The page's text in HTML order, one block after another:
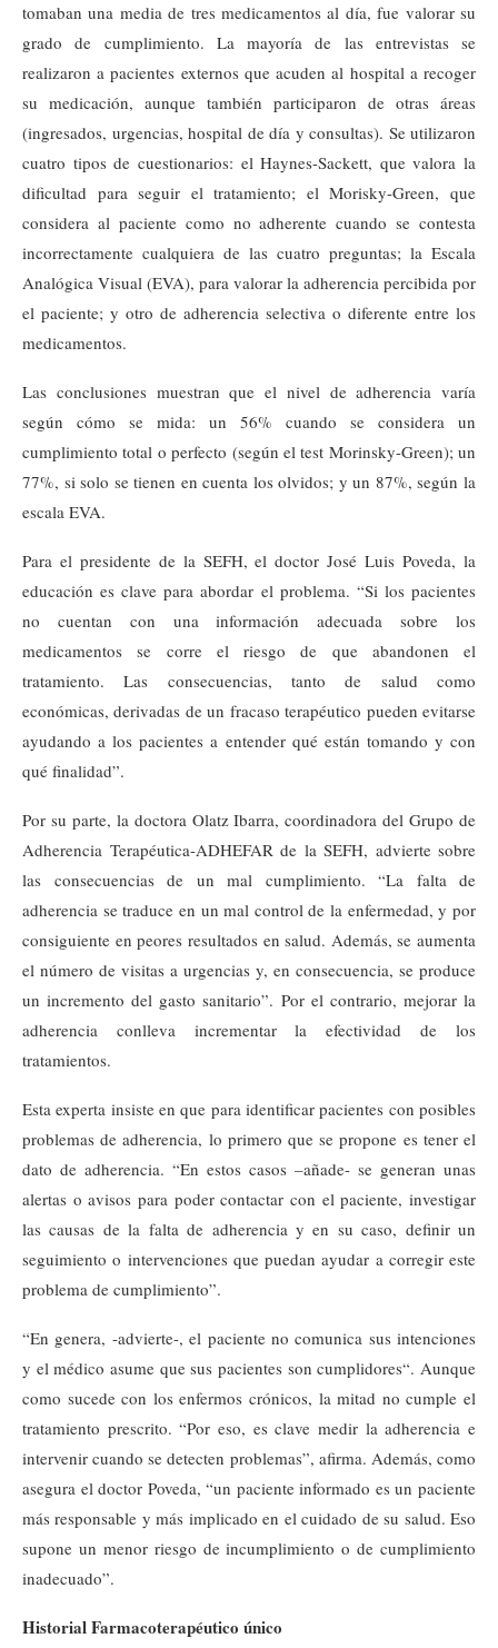
tomaban una media de tres medicamentos al día, fue valorar su
grado de cumplimiento. La mayoría de las entrevistas se
realizaron a pacientes externos que acuden al hospital a recoger
su medicación, aunque también participaron de otras áreas
(ingresados, urgencias, hospital de día y consultas). Se utilizaron
cuatro tipos de cuestionarios: el Haynes-Sackett, que valora la
dificultad para seguir el tratamiento; el Morisky-Green, que
considera al paciente como no adherente cuando se contesta
incorrectamente cualquiera de las cuatro preguntas; la Escala
Analógica Visual (EVA), para valorar la adherencia percibida por
el paciente; y otro de adherencia selectiva o diferente entre los
medicamentos.
Las conclusiones muestran que el nivel de adherencia varía
según cómo se mida: un 56% cuando se considera un
cumplimiento total o perfecto (según el test Morinsky-Green); un
77%, si solo se tienen en cuenta los olvidos; y un 87%, según la
escala EVA.
Para el presidente de la SEFH, el doctor José Luis Poveda, la
educación es clave para abordar el problema. “Si los pacientes
no cuentan con una información adecuada sobre los
medicamentos se corre el riesgo de que abandonen el
tratamiento. Las consecuencias, tanto de salud como
económicas, derivadas de un fracaso terapéutico pueden evitarse
ayudando a los pacientes a entender qué están tomando y con
qué finalidad”.
Por su parte, la doctora Olatz Ibarra, coordinadora del Grupo de
Adherencia Terapéutica-ADHEFAR de la SEFH, advierte sobre
las consecuencias de un mal cumplimiento. “La falta de
adherencia se traduce en un mal control de la enfermedad, y por
consiguiente en peores resultados en salud. Además, se aumenta
el número de visitas a urgencias y, en consecuencia, se produce
un incremento del gasto sanitario”. Por el contrario, mejorar la
adherencia conlleva incrementar la efectividad de los
tratamientos.
Esta experta insiste en que para identificar pacientes con posibles
problemas de adherencia, lo primero que se propone es tener el
dato de adherencia. “En estos casos –añade- se generan unas
alertas o avisos para poder contactar con el paciente, investigar
las causas de la falta de adherencia y en su caso, definir un
seguimiento o intervenciones que puedan ayudar a corregir este
problema de cumplimiento”.
“En genera, -advierte-, el paciente no comunica sus intenciones
y el médico asume que sus pacientes son cumplidores“. Aunque
como sucede con los enfermos crónicos, la mitad no cumple el
tratamiento prescrito. “Por eso, es clave medir la adherencia e
intervenir cuando se detecten problemas”, afirma. Además, como
asegura el doctor Poveda, “un paciente informado es un paciente
más responsable y más implicado en el cuidado de su salud. Eso
supone un menor riesgo de incumplimiento o de cumplimiento
inadecuado”.
Historial Farmacoterapéutico único